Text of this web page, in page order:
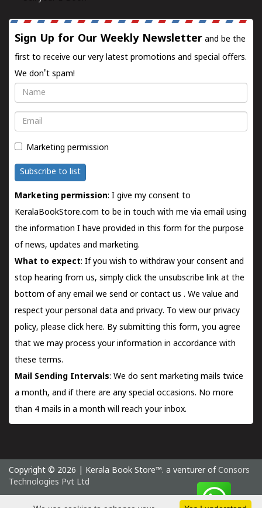
Sign Up for Our Weekly Newsletter and be the
first to receive our very latest promotions and special offers.
We don't spam!
Name
Email
Marketing permission
Subscribe to list
Marketing permission: I give my consent to
KeralaBookStore.com to be in touch with me via email using
the information I have provided in this form for the purpose
of news, updates and marketing.
What to expect: If you wish to withdraw your consent and
stop hearing from us, simply click the unsubscribe link at the
bottom of any email we send orcontact us . We value and
respect your personal data and privacy. To view our privacy
policy, please click here. By submitting this form, you agree
that we may process your information in accordance with
these terms.
Mail Sending Intervals: We do sent marketing mails twice
a month, and if there are any special occasions. No more
than 4 mails in a month will reach your inbox.
Copyright © 2026 | Kerala Book Store™. a venturer of Consors
Technologies Pvt Ltd
Thursday 6 August, 2026 IST